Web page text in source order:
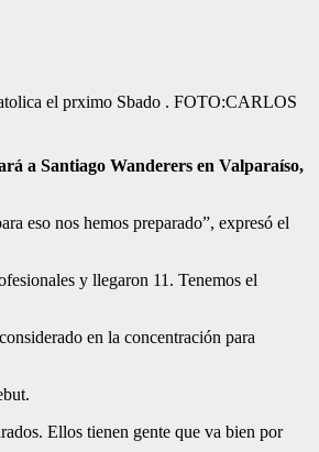
el prximo Sbado . FOTO:CARLOS
a Santiago Wanderers en Valparaíso,
eso nos hemos preparado”, expresó el
y llegaron 11. Tenemos el
en la concentración para
Ellos tienen gente que va bien por